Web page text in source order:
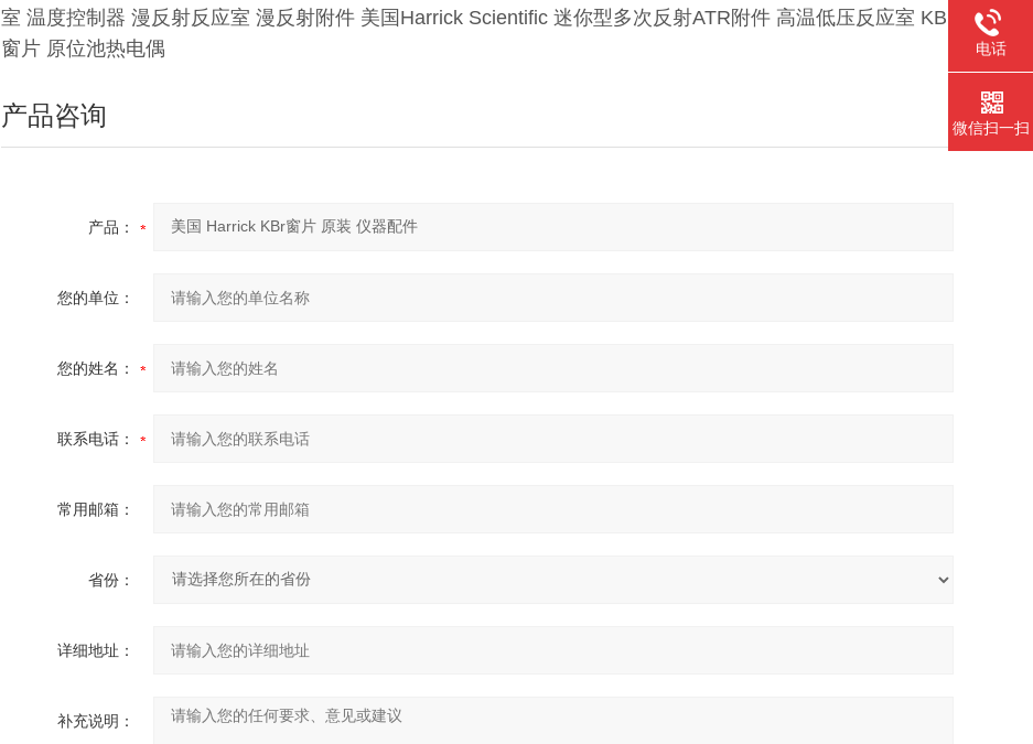
室 温度控制器 漫反射反应室 漫反射附件 美国Harrick Scientific 迷你型多次反射ATR附件 高温低压反应室 KBr
窗片 原位池热电偶
产品咨询
产品：
您的单位：
您的姓名：
联系电话：
常用邮箱：
省份：
详细地址：
补充说明：
电话
微信扫一扫